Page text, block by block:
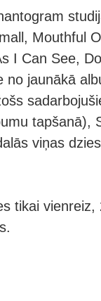
Mouthful
I Can See,
no jaunākā
tapšanā),
viņas
tikai